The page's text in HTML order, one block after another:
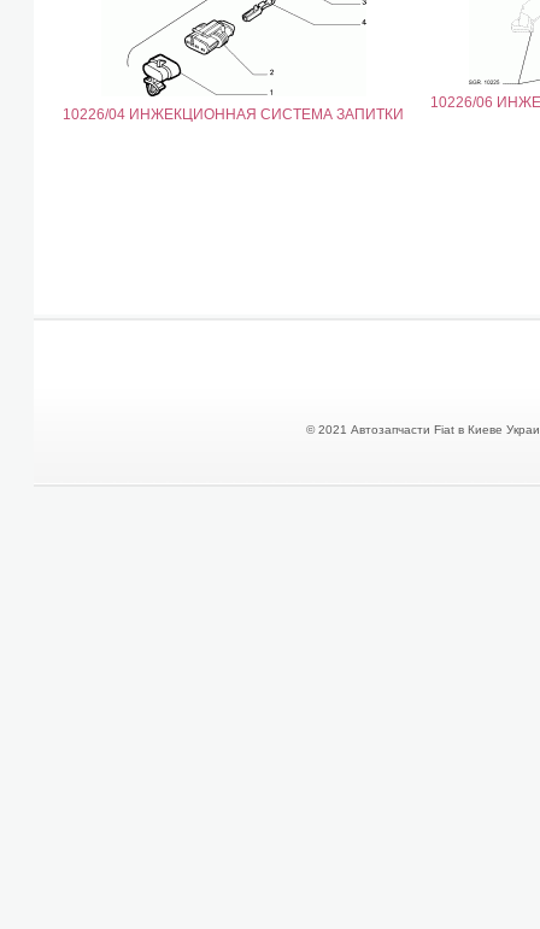
10226/04 ИНЖЕКЦИОННАЯ СИСТЕМА ЗАПИТКИ
10226/06
© 2021 Автозапчасти Fiat в Киеве